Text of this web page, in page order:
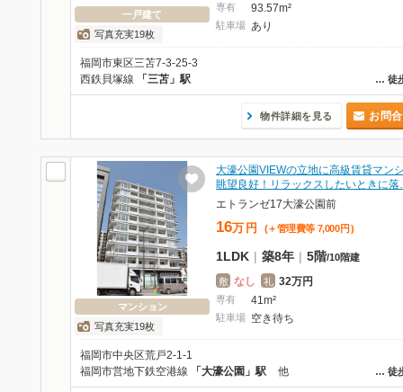
一戸建て
写真充実19枚
専有 93.57m²
駐車場 あり
福岡市東区三苫7-3-25-3
… 徒
西鉄貝塚線 「三苫」駅
物件詳細を見る お問
マンション
写真充実19枚
大濠公園VIEWの立地に高級賃貸マン
眺望良好！リラックスしたいときに
エトランゼ17大濠公園前
16万 円 (＋管理費等 7,000 円 )
1LDK | 築8年 | 5階/10階建
敷 なし 礼 32万円
専有 41m²
駐車場 空き待ち
福岡市中央区荒戸2-1-1
… 徒
福岡市営地下鉄空港線 「大濠公園」駅 他